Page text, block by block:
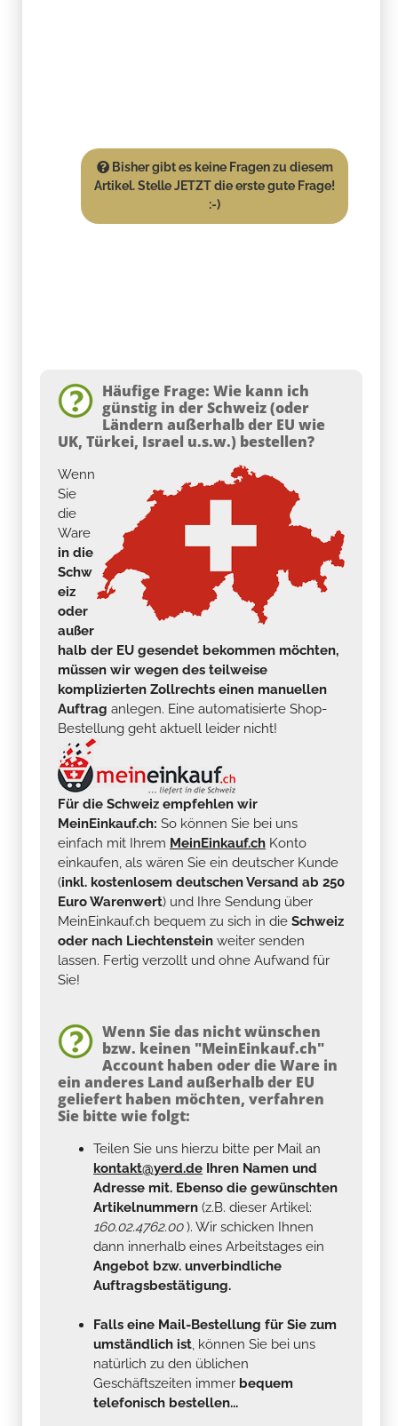
Bisher gibt es keine Fragen zu diesem
Artikel. Stelle JETZT die erste gute Frage!
:-)
Häufige Frage: Wie kann ich
günstig in der Schweiz (oder
Ländern außerhalb der EU wie
UK, Türkei, Israel u.s.w.) bestellen?
Wenn
Sie
die
Ware
in die
Schw
eiz
oder
außer
halb der EU gesendet bekommen möchten,
müssen wir wegen des teilweise
komplizierten Zollrechts einen manuellen
Auftrag anlegen. Eine automatisierte Shop-
Bestellung geht aktuell leider nicht!
Für die Schweiz empfehlen wir
MeinEinkauf.ch: So können Sie bei uns
einfach mit Ihrem MeinEinkauf.ch Konto
einkaufen, als wären Sie ein deutscher Kunde
(inkl. kostenlosem deutschen Versand ab 250
Euro Warenwert) und Ihre Sendung über
MeinEinkauf.ch bequem zu sich in die Schweiz
oder nach Liechtenstein weiter senden
lassen. Fertig verzollt und ohne Aufwand für
Sie!
Wenn Sie das nicht wünschen
bzw. keinen "MeinEinkauf.ch"
Account haben oder die Ware in
ein anderes Land außerhalb der EU
geliefert haben möchten, verfahren
Sie bitte wie folgt:
Teilen Sie uns hierzu bitte per Mail an
kontakt@yerd.de Ihren Namen und
Adresse mit. Ebenso die gewünschten
Artikelnummern (z.B. dieser Artikel:
160.02.4762.00). Wir schicken Ihnen
dann innerhalb eines Arbeitstages ein
Angebot bzw. unverbindliche
Auftragsbestätigung.
Falls eine Mail-Bestellung für Sie zum
umständlich ist, können Sie bei uns
natürlich zu den üblichen
Geschäftszeiten immer bequem
telefonisch bestellen...